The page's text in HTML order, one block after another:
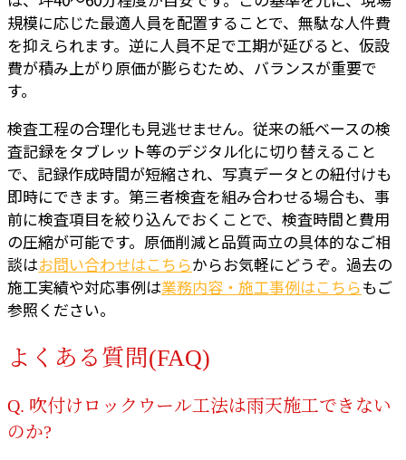
規模に応じた最適人員を配置することで、無駄な人件費
を抑えられます。逆に人員不足で工期が延びると、仮設
費が積み上がり原価が膨らむため、バランスが重要で
す。
検査工程の合理化も見逃せません。従来の紙ベースの検
査記録をタブレット等のデジタル化に切り替えること
で、記録作成時間が短縮され、写真データとの紐付けも
即時にできます。第三者検査を組み合わせる場合も、事
前に検査項目を絞り込んでおくことで、検査時間と費用
の圧縮が可能です。原価削減と品質両立の具体的なご相
談はお問い合わせはこちらからお気軽にどうぞ。過去の
施工実績や対応事例は業務内容・施工事例はこちらもご
参照ください。
よくある質問(FAQ)
Q. 吹付けロックウール工法は雨天施工できない
のか?